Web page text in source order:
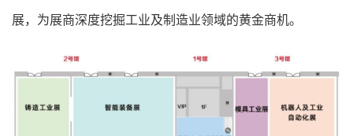
展，为展商深度挖掘工业及制造业领域的黄金商机。